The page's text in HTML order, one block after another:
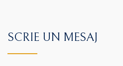
SCRIE UN MESAJ